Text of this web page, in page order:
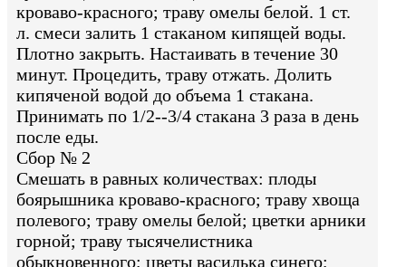
кроваво-красного; траву омелы белой. 1 ст.
л. смеси залить 1 стаканом кипящей воды.
Плотно закрыть. Настаивать в течение 30
минут. Процедить, траву отжать. Долить
кипяченой водой до объема 1 стакана.
Принимать по 1/2--3/4 стакана 3 раза в день
после еды.
Сбор № 2
Смешать в равных количествах: плоды
боярышника кроваво-красного; траву хвоща
полевого; траву омелы белой; цветки арники
горной; траву тысячелистника
обыкновенного; цветы василька синего;